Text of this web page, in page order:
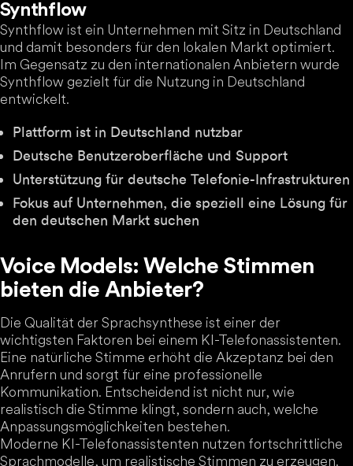
Synthflow
Synthflow ist ein Unternehmen mit Sitz in Deutschland
und damit besonders für den lokalen Markt optimiert.
Im Gegensatz zu den internationalen Anbietern wurde
Synthflow gezielt für die Nutzung in Deutschland
entwickelt.
Plattform ist in Deutschland nutzbar
Deutsche Benutzeroberfläche und Support
Unterstützung für deutsche Telefonie-Infrastrukturen
Fokus auf Unternehmen, die speziell eine Lösung für
den deutschen Markt suchen
Voice Models: Welche Stimmen
bieten die Anbieter?
Die Qualität der Sprachsynthese ist einer der
wichtigsten Faktoren bei einem KI-Telefonassistenten.
Eine natürliche Stimme erhöht die Akzeptanz bei den
Anrufern und sorgt für eine professionelle
Kommunikation. Entscheidend ist nicht nur, wie
realistisch die Stimme klingt, sondern auch, welche
Anpassungsmöglichkeiten bestehen.
Moderne KI-Telefonassistenten nutzen fortschrittliche
Sprachmodelle, um realistische Stimmen zu erzeugen.